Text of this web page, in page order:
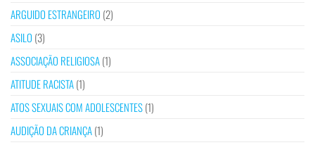
ARGUIDO ESTRANGEIRO (2)
ASILO (3)
ASSOCIAÇÃO RELIGIOSA(1)
ATITUDE RACISTA(1)
ATOS SEXUAIS COM ADOLESCENTES(1)
AUDIÇÃO DA CRIANÇA(1)